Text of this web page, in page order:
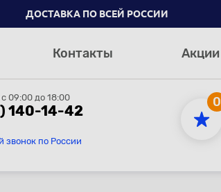
ДОСТАВКА ПО ВСЕЙ РОССИИ
Контакты Акции
09:00 до 18:00
140-14-42
звонок по России
0